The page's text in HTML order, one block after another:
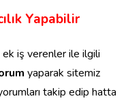
Yapabilir
ek iş verenler ile ilgili
yaparak sitemiz
takip edip hatta